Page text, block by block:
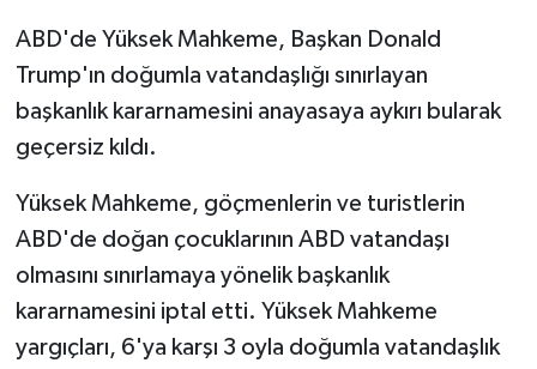
ABD'de Yüksek Mahkeme, Başkan Donald
Trump'ın doğumla vatandaşlığı sınırlayan
başkanlık kararnamesini anayasaya aykırı bularak
geçersiz kıldı.
Yüksek Mahkeme, göçmenlerin ve turistlerin
ABD'de doğan çocuklarının ABD vatandaşı
olmasını sınırlamaya yönelik başkanlık
kararnamesini iptal etti. Yüksek Mahkeme
yargıçları, 6'ya karşı 3 oyla doğumla vatandaşlık
GENEL
Güvenlik
HABERDE İNSAN
İNSAN
İş Dünyası